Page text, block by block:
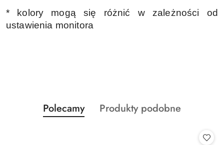
* kolory mogą się różnić w zależności od
ustawienia monitora
Pomiń karuzelę produktów
Produkty
o
Polecamy
Produkty
Produkty podobne